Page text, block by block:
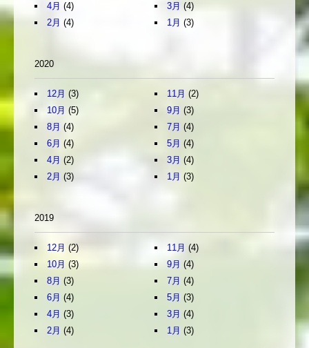
4月 (4) 3月 (4)
2月 (4) 1月 (3)
2020
12月 (3) 11月 (2)
10月 (5) 9月 (3)
8月 (4) 7月 (4)
6月 (4) 5月 (4)
4月 (2) 3月 (4)
2月 (3) 1月 (3)
2019
12月 (2) 11月 (4)
10月 (3) 9月 (4)
8月 (3) 7月 (4)
6月 (4) 5月 (3)
4月 (3) 3月 (4)
2月 (4) 1月 (3)